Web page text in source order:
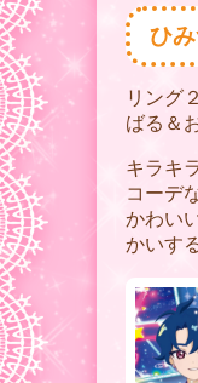
ひ
リング
ばる＆
キラキ
コーデ
かわい
かいす